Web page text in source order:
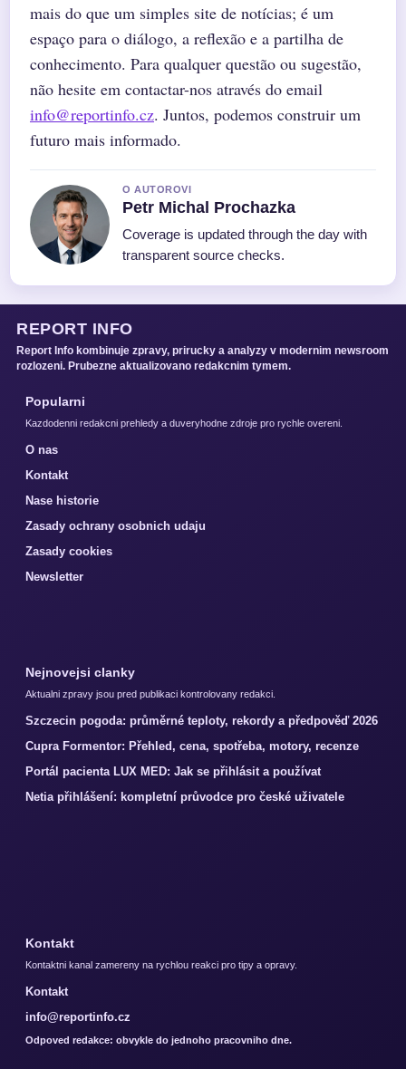
mais do que um simples site de notícias; é um
espaço para o diálogo, a reflexão e a partilha de
conhecimento. Para qualquer questão ou sugestão,
não hesite em contactar-nos através do email
info@reportinfo.cz. Juntos, podemos construir um
futuro mais informado.
O AUTOROVI
Petr Michal Prochazka
Coverage is updated through the day with
transparent source checks.
REPORT INFO
Report Info kombinuje zpravy, prirucky a analyzy v modernim newsroom
rozlozeni. Prubezne aktualizovano redakcnim tymem.
Popularni
Kazdodenni redakcni prehledy a duveryhodne zdroje pro rychle overeni.
O nas
Kontakt
Nase historie
Zasady ochrany osobnich udaju
Zasady cookies
Newsletter
Nejnovejsi clanky
Aktualni zpravy jsou pred publikaci kontrolovany redakci.
Szczecin pogoda: průměrné teploty, rekordy a předpověď 2026
Cupra Formentor: Přehled, cena, spotřeba, motory, recenze
Portál pacienta LUX MED: Jak se přihlásit a používat
Netia přihlášení: kompletní průvodce pro české uživatele
Kontakt
Kontaktni kanal zamereny na rychlou reakci pro tipy a opravy.
Kontakt
info@reportinfo.cz
Odpoved redakce: obvykle do jednoho pracovniho dne.